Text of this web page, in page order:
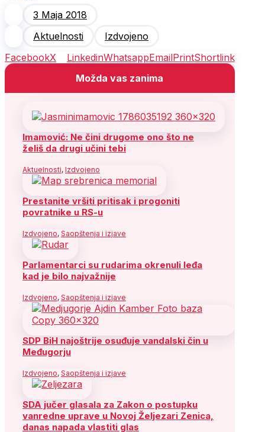
3 Maja 2018
Aktuelnosti
Izdvojeno
FacebookX LinkedinWhatsappEmailPrintShortlink
Možda vas zanima
Imamović: Ne čini drugome ono što ne
želiš da drugi učini tebi
Aktuelnosti, Izdvojeno
Prestanite vršiti pritisak i progoniti
povratnike u RS-u
Izdvojeno, Saopštenja i izjave
Parlamentarci su rudarima okrenuli leđa
kad je bilo najvažnije
Izdvojeno, Saopštenja i izjave
SDP BiH najoštrije osuđuje vandalski čin u
Međugorju
Izdvojeno, Saopštenja i izjave
SDA jučer glasala za Zakon o postupku
vanredne uprave u Novoj Željezari Zenica,
danas napada vlastiti glas